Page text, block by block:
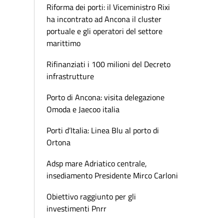
Riforma dei porti: il Viceministro Rixi
ha incontrato ad Ancona il cluster
portuale e gli operatori del settore
marittimo
Rifinanziati i 100 milioni del Decreto
infrastrutture
Porto di Ancona: visita delegazione
Omoda e Jaecoo italia
Porti d’Italia: Linea Blu al porto di
Ortona
Adsp mare Adriatico centrale,
insediamento Presidente Mirco Carloni
Obiettivo raggiunto per gli
investimenti Pnrr